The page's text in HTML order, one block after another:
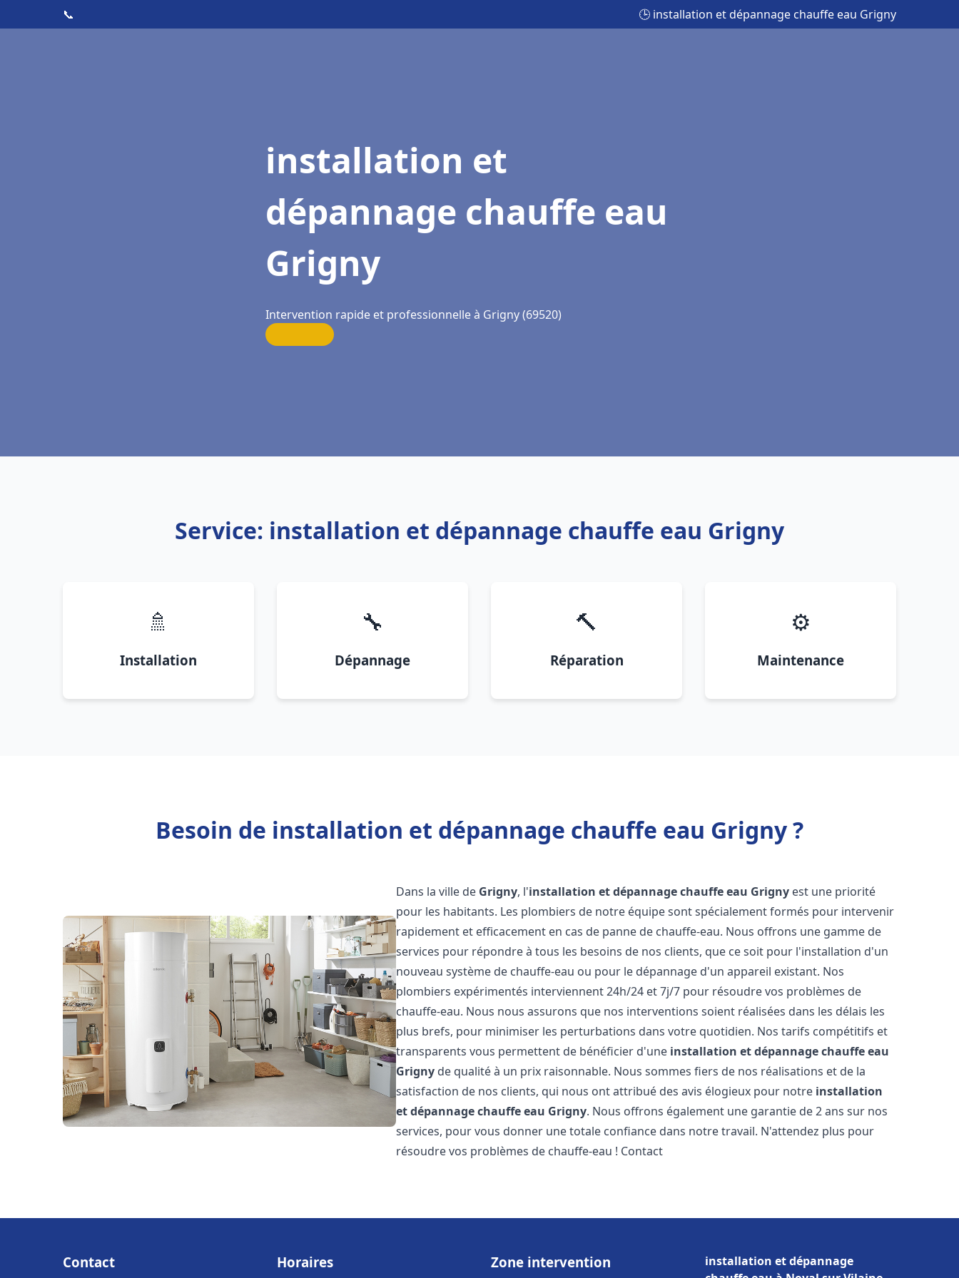
📞 🕒 installation et dépannage chauffe eau Grigny
installation et
dépannage chauffe eau
Grigny
Intervention rapide et professionnelle à Grigny (69520)
Service: installation et dépannage chauffe eau Grigny
🚿
Installation
🔧
Dépannage
🔨
Réparation
⚙️
Maintenance
Besoin de installation et dépannage chauffe eau Grigny ?
Dans la ville de Grigny, l'installation et dépannage chauffe eau Grigny est une priorité
pour les habitants. Les plombiers de notre équipe sont spécialement formés pour intervenir
rapidement et efficacement en cas de panne de chauffe-eau. Nous offrons une gamme de
services pour répondre à tous les besoins de nos clients, que ce soit pour l'installation d'un
nouveau système de chauffe-eau ou pour le dépannage d'un appareil existant. Nos
plombiers expérimentés interviennent 24h/24 et 7j/7 pour résoudre vos problèmes de
chauffe-eau. Nous nous assurons que nos interventions soient réalisées dans les délais les
plus brefs, pour minimiser les perturbations dans votre quotidien. Nos tarifs compétitifs et
transparents vous permettent de bénéficier d'une installation et dépannage chauffe eau
Grigny de qualité à un prix raisonnable. Nous sommes fiers de nos réalisations et de la
satisfaction de nos clients, qui nous ont attribué des avis élogieux pour notre installation
et dépannage chauffe eau Grigny. Nous offrons également une garantie de 2 ans sur nos
services, pour vous donner une totale confiance dans notre travail. N'attendez plus pour
résoudre vos problèmes de chauffe-eau ! Contact
Contact Horaires Zone intervention
installation et dépannage